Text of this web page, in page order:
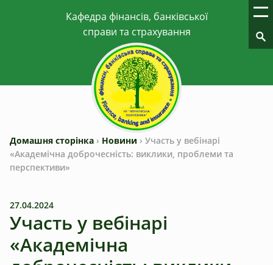
Домашня сторінка › Новини › Участь у вебінарі
«Академічна доброчесність: виклики, проблеми та
перспективи»
27.04.2024
Участь у вебінарі
«Академічна